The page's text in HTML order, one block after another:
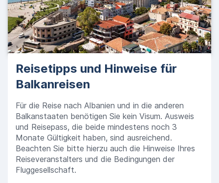
Reisetipps und Hinweise für
Balkanreisen
Für die Reise nach Albanien und in die anderen
Balkanstaaten benötigen Sie kein Visum. Ausweis
und Reisepass, die beide mindestens noch 3
Monate Gültigkeit haben, sind ausreichend.
Beachten Sie bitte hierzu auch die Hinweise Ihres
Reiseveranstalters und die Bedingungen der
Fluggesellschaft.